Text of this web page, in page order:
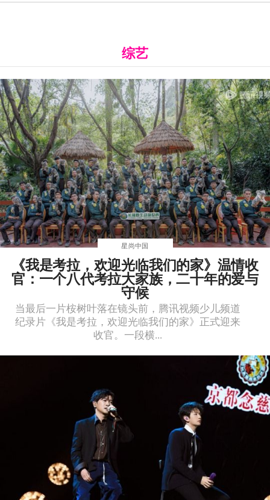
综艺
星尚中国
《我是考拉，欢迎光临我们的家》温情收
官：一个八代考拉大家族，二十年的爱与
守候
当最后一片桉树叶落在镜头前，腾讯视频少儿频道
纪录片《我是考拉，欢迎光临我们的家》正式迎来
收官。一段横...